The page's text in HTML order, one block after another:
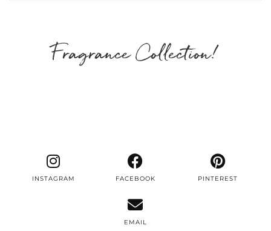
Fragrance Collection!
INSTAGRAM FACEBOOK PINTEREST
EMAIL